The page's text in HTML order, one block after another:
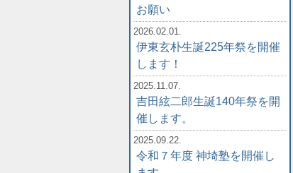
お願い
2026.02.01.
伊東玄朴生誕225年祭を開催
します！
2025.11.07.
吉田絃二郎生誕140年祭を開
催します。
2025.09.22.
令和７年度 神埼塾を開催し